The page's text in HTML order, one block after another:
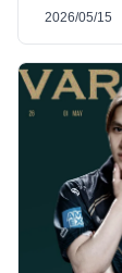
2026/05/15